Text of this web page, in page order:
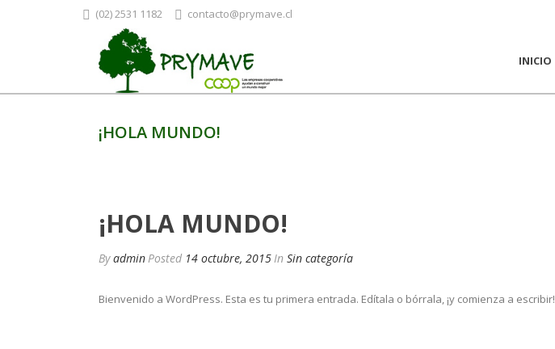
(02) 2531 1182 contacto@prymave.cl
INICIO
¡HOLA MUNDO!
¡HOLA MUNDO!
ByadminPosted 14 octubre, 2015In Sin categoría
Bienvenido a WordPress. Esta es tu primera entrada. Edítala o bórrala, ¡y comienza a escribir!